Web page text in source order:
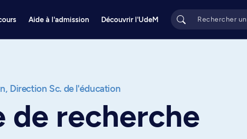
Aide à l'admission Découvrir l'UdeM
Direction Sc. de l'éducation
de recherche